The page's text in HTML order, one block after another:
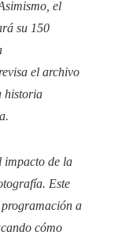
el
su 150
el archivo
historia
impacto de la
Este
a
cómo